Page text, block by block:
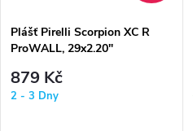
Plášť Pirelli Scorpion XC R
ProWALL, 29x2.20"
879 Kč
2 - 3 Dny